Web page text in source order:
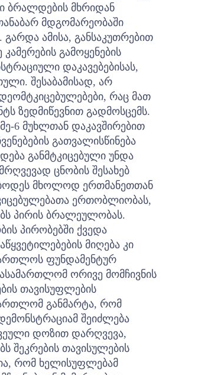
ბრალდების მხრიდან
მდგომარეობაში
გარდა ამისა, განსაკუთრებით
გამოყენების
დაკავებებისას,
შესაბამისად, არ
რაც მათ
ზედმიწევნით გადმოსცემს.
6 მუხლთან დაკავშირებით
გათვალისწინება
განმტკიცებული უნდა
ცნობის შესახებ
მხოლოდ ერთმანეთთან
ერთობლიობას,
პირის ბრალეულობას.
პირობებში ქვედა
მიღება კი
ფუნდამენტურ
ორივე მომჩივნის
თავისუფლების
განმარტა, რომ
შეიძლება
დოზით დარღვევა,
შეკრების თავისულების
რომ ხელისუფლებამ